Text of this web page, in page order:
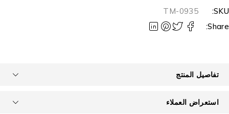
TM-0935
تفاصيل المنتج
استعراض العملاء